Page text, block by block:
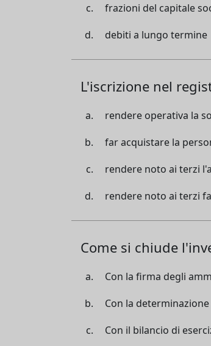
frazioni del capitale
debiti a lungo termine
L'iscrizione nel
rendere operativa la
far acquistare la
rendere noto ai terzi
rendere noto ai terzi
Come si chiude
Con la firma degli
Con la
Con il bilancio di